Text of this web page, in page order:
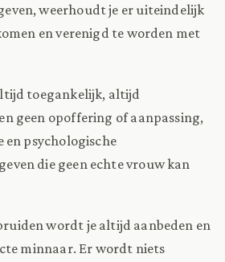
weerhoudt je er uiteindelijk
en verenigd te worden met
toegankelijk, altijd
geen opoffering of aanpassing,
en psychologische
die geen echte vrouw kan
wordt je altijd aanbeden en
minnaar. Er wordt niets